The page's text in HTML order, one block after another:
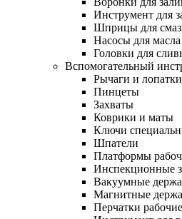
Инструмент для
Шприцы для
Насосы для масла
Головки для
Вспомогательный
Рычаги и лопатки
Пинцеты
Захваты
Коврики и маты
Ключи
Шпатели
Платформы
Инспекционные
Вакуумные
Магнитные
Перчатки рабочие